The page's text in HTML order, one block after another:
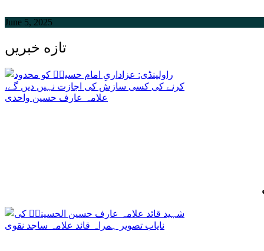
June 5, 2025
تازه خبریں